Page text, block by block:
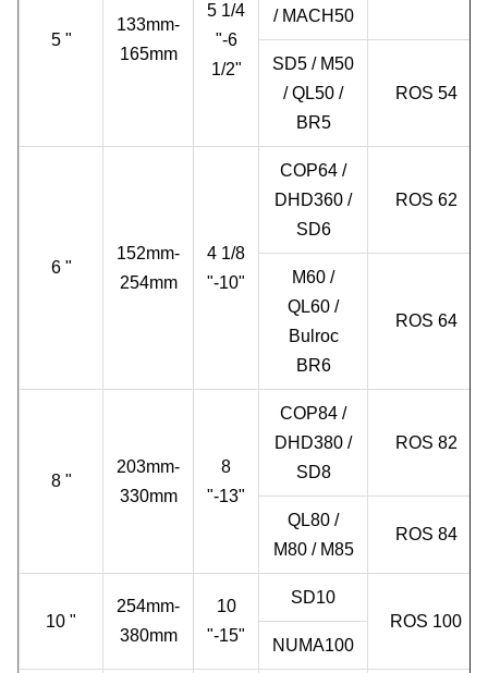
5 "
133mm-
165mm
5 1/4
"-6
1/2"
/ MACH50
SD5 / M50
/ QL50 /
BR5
ROS 54
6 "
152mm-
254mm
4 1/8
"-10"
COP64 /
DHD360 /
SD6
ROS 62
M60 /
QL60 /
Bulroc
BR6
ROS 64
8 "
203mm-
330mm
8
"-13"
COP84 /
DHD380 /
SD8
ROS 82
QL80 /
M80 / M85
ROS 84
10 "
254mm-
380mm
10
"-15"
SD10
ROS 100
NUMA100